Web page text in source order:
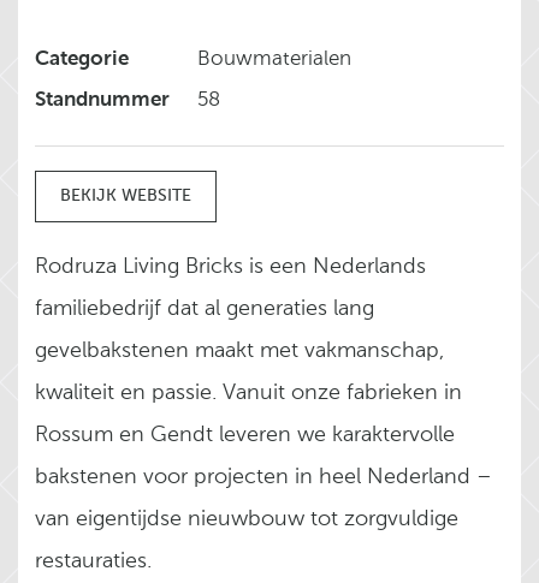
Categorie
Bouwmaterialen
Standnummer
58
BEKIJK WEBSITE
Rodruza Living Bricks is een Nederlands
familiebedrijf dat al generaties lang
gevelbakstenen maakt met vakmanschap,
kwaliteit en passie. Vanuit onze fabrieken in
Rossum en Gendt leveren we karaktervolle
bakstenen voor projecten in heel Nederland –
van eigentijdse nieuwbouw tot zorgvuldige
restauraties.